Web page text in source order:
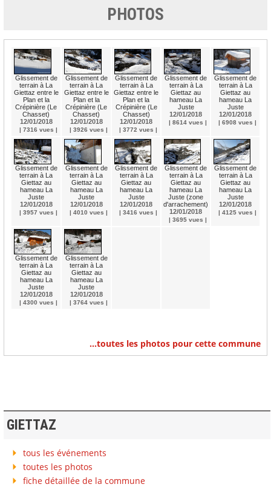
PHOTOS
Glissement de
terrain à La
Giettaz entre le
Plan et la
Crépinière (Le
Chasset)
12/01/2018
| 7316 vues |
Glissement de
terrain à La
Giettaz entre le
Plan et la
Crépinière (Le
Chasset)
12/01/2018
| 3926 vues |
Glissement de
terrain à La
Giettaz entre le
Plan et la
Crépinière (Le
Chasset)
12/01/2018
| 3772 vues |
Glissement de
terrain à La
Giettaz au
hameau La
Juste
12/01/2018
| 8614 vues |
Glissement de
terrain à La
Giettaz au
hameau La
Juste
12/01/2018
| 6908 vues |
Glissement de
terrain à La
Giettaz au
hameau La
Juste
12/01/2018
| 3957 vues |
Glissement de
terrain à La
Giettaz au
hameau La
Juste
12/01/2018
| 4010 vues |
Glissement de
terrain à La
Giettaz au
hameau La
Juste
12/01/2018
| 3416 vues |
Glissement de
terrain à La
Giettaz au
hameau La
Juste (zone
d'arrachement)
12/01/2018
| 3695 vues |
Glissement de
terrain à La
Giettaz au
hameau La
Juste
12/01/2018
| 4125 vues |
Glissement de
terrain à La
Giettaz au
hameau La
Juste
12/01/2018
| 4300 vues |
Glissement de
terrain à La
Giettaz au
hameau La
Juste
12/01/2018
| 3764 vues |
...toutes les photos pour cette commune
GIETTAZ
tous les événements
toutes les photos
fiche détaillée de la commune